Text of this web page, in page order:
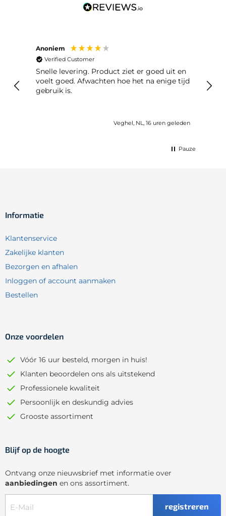
Anoniem
Verified Customer
Snelle levering. Product ziet er goed uit en
voelt goed. Afwachten hoe het na enige tijd
gebruik is.
Veghel, NL, 16 uren geleden
Pauze
Informatie
Klantenservice
Zakelijke klanten
Bezorgen en afhalen
Inloggen of account aanmaken
Bestellen
Onze voordelen
Vóór 16 uur besteld, morgen in huis!
Klanten beoordelen ons als uitstekend
Professionele kwaliteit
Persoonlijk en deskundig advies
Grooste assortiment
Blijf op de hoogte
Ontvang onze nieuwsbrief met informatie over
aanbiedingen en ons assortiment.
registreren